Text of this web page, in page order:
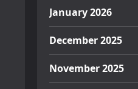
January 2026
December 2025
November 2025